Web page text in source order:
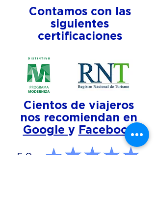
Contamos con las
siguientes
certificaciones
Cientos de viajeros
nos recomiendan en
Google y Facebook